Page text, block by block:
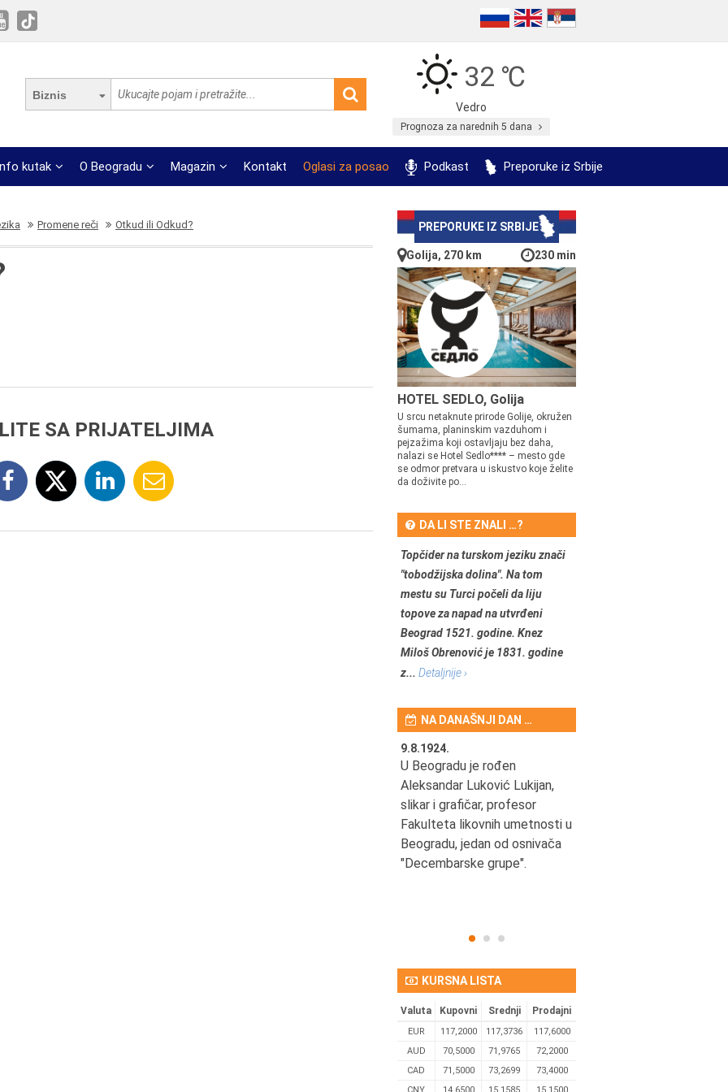
Biznis
32 ℃
Vedro
Prognoza za narednih 5 dana
kutak O Beogradu Magazin Kontakt Oglasi za posao Podkast Preporuke iz Srbije
Promene reči Otkud ili Odkud?
SA PRIJATELJIMA
PREPORUKE IZ SRBIJE
Golija, 270 km 230 min
HOTEL SEDLO, Golija
U srcu netaknute prirode Golije, okružen
šumama, planinskim vazduhom i
pejzažima koji ostavljaju bez daha,
nalazi se Hotel Sedlo**** – mesto gde
se odmor pretvara u iskustvo koje želite
da doživite po...
DA LI STE ZNALI …?
Topčider na turskom jeziku znači
"tobodžijska dolina". Na tom
mestu su Turci počeli da liju
topove za napad na utvrđeni
Beograd 1521. godine. Knez
Miloš Obrenović je 1831. godine
z... Detaljnije ›
NA DANAŠNJI DAN …
9.8.1924.
U Beogradu je rođen
Aleksandar Luković Lukijan,
slikar i grafičar, profesor
Fakulteta likovnih umetnosti u
Beogradu, jedan od osnivača
"Decembarske grupe".
KURSNA LISTA
Valuta Kupovni Srednji Prodajni
EUR 117,2000 117,3736
117,6000
AUD
70,5000 71,9765
72,2000
CAD
71,5000 73,2699
73,4000
CNY
14,6500 15,1585 15,1500